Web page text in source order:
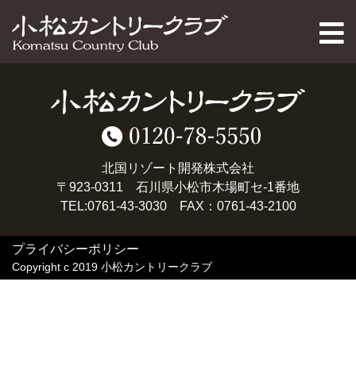
PAGE TOP
北国リゾート開発株式会社
〒923-0311 石川県小松市木場町セ-1番地
TEL:0761-43-3030 FAX：0761-43-2100
プライバシーポリシー
Copyright c 2019 小松カントリークラブ